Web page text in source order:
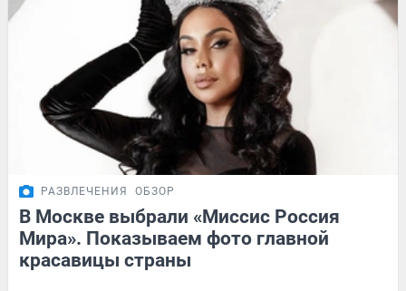
РАЗВЛЕЧЕНИЯ ОБЗОР
В Москве выбрали «Миссис Россия
Мира». Показываем фото главной
красавицы страны